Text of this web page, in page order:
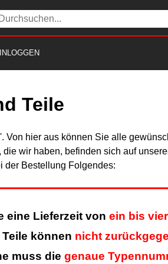
Teile
hier aus können Sie alle
wir haben, befinden sich auf
der Bestellung Folgendes:
eine Lieferzeit von ein bis
können nicht
muss die genaue